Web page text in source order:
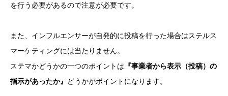
を行う必要があるので注意が必要です。
また、インフルエンサーが自発的に投稿を行った場合はステルス
マーケティングには当たりません。
ステマかどうかの一つのポイントは 『事業者から表示（投稿）の
指示があったか』 どうかがポイントになります。